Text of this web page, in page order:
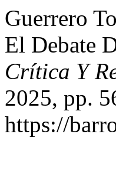
Guerrero
El Debate
Crítica Y
2025, pp.
https://